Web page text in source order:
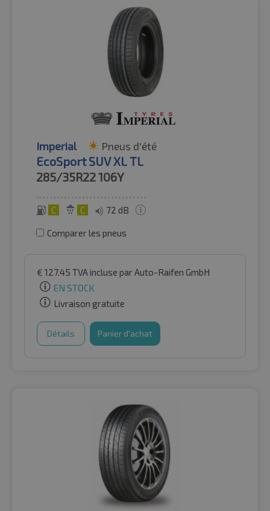
Imperial Pneus d'été
EcoSport SUV XL TL
285/35R22106Y
C C 72 dB
Comparer les pneus
€ 127.45 TVA incluse par Auto-Raifen GmbH
EN STOCK
Livraison gratuite
Détails Panier d'achat